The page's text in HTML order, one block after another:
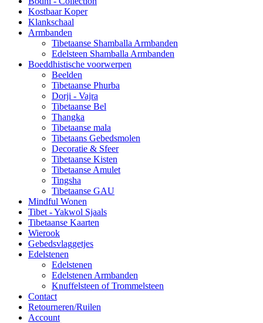
Kostbaar Koper
Klankschaal
Armbanden
Tibetaanse Shamballa Armbanden
Edelsteen Shamballa Armbanden
Boeddhistische voorwerpen
Beelden
Tibetaanse Phurba
Dorji - Vajra
Tibetaanse Bel
Thangka
Tibetaanse mala
Tibetaans Gebedsmolen
Decoratie & Sfeer
Tibetaanse Kisten
Tibetaanse Amulet
Tingsha
Tibetaanse GAU
Mindful Wonen
Tibet - Yakwol Sjaals
Tibetaanse Kaarten
Wierook
Gebedsvlaggetjes
Edelstenen
Edelstenen
Edelstenen Armbanden
Knuffelsteen of Trommelsteen
Contact
Retourneren/Ruilen
Account